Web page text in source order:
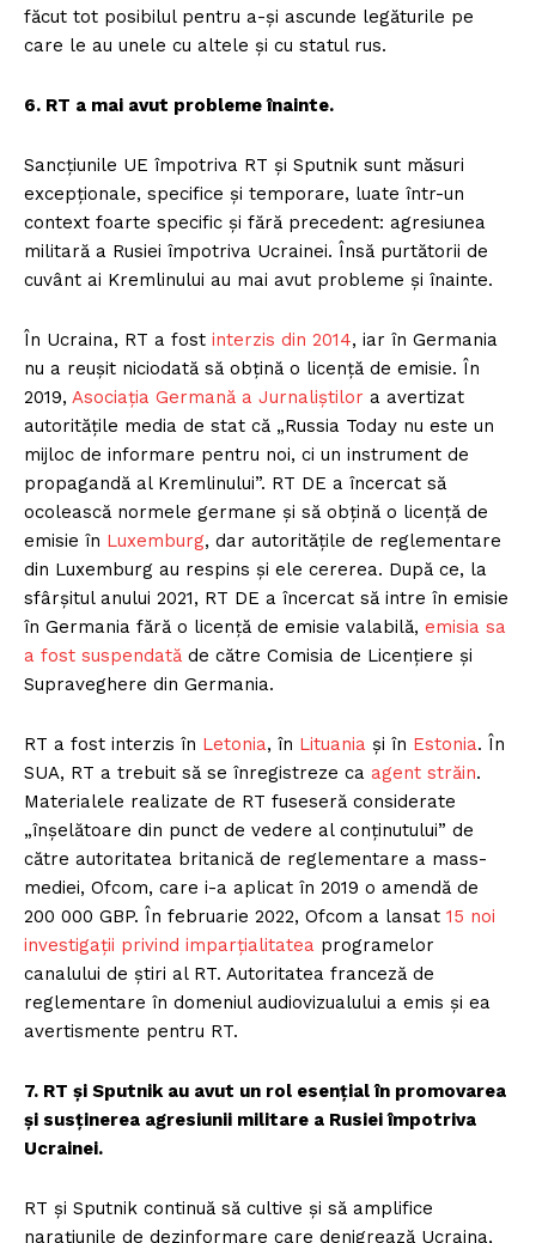
făcut tot posibilul pentru a-și ascunde legăturile pe
care le au unele cu altele și cu statul rus.
6. RT a mai avut probleme înainte.
Sancțiunile UE împotriva RT și Sputnik sunt măsuri
excepționale, specifice și temporare, luate într-un
context foarte specific și fără precedent: agresiunea
militară a Rusiei împotriva Ucrainei. Însă purtătorii de
cuvânt ai Kremlinului au mai avut probleme și înainte.
În Ucraina, RT a fost interzis din 2014, iar în Germania
nu a reușit niciodată să obțină o licență de emisie. În
2019, Asociația Germană a Jurnaliștilor a avertizat
autoritățile media de stat că „Russia Today nu este un
mijloc de informare pentru noi, ci un instrument de
propagandă al Kremlinului”. RT DE a încercat să
ocolească normele germane și să obțină o licență de
emisie în Luxemburg, dar autoritățile de reglementare
din Luxemburg au respins și ele cererea. După ce, la
sfârșitul anului 2021, RT DE a încercat să intre în emisie
în Germania fără o licență de emisie valabilă, emisia sa
a fost suspendată de către Comisia de Licențiere și
Supraveghere din Germania.
RT a fost interzis în Letonia, în Lituania și în Estonia. În
SUA, RT a trebuit să se înregistreze ca agent străin.
Materialele realizate de RT fuseseră considerate
„înșelătoare din punct de vedere al conținutului” de
către autoritatea britanică de reglementare a mass-
mediei, Ofcom, care i-a aplicat în 2019 o amendă de
200 000 GBP. În februarie 2022, Ofcom a lansat 15 noi
investigații privind imparțialitatea programelor
canalului de știri al RT. Autoritatea franceză de
reglementare în domeniul audiovizualului a emis și ea
avertismente pentru RT.
7. RT și Sputnik au avut un rol esențial în promovarea
și susținerea agresiunii militare a Rusiei împotriva
Ucrainei.
RT și Sputnik continuă să cultive și să amplifice
narațiunile de dezinformare care denigrează Ucraina,